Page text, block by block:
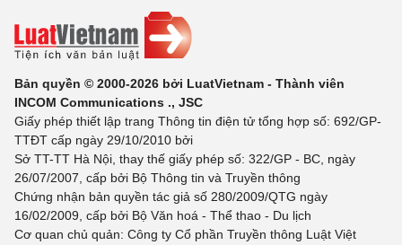
Bản quyền © 2000-2026 bởi LuatVietnam - Thành viên
INCOM Communications ., JSC
Giấy phép thiết lập trang Thông tin điện tử tổng hợp số: 692/GP-
TTĐT cấp ngày 29/10/2010 bởi
Sở TT-TT Hà Nội, thay thế giấy phép số: 322/GP - BC, ngày
26/07/2007, cấp bởi Bộ Thông tin và Truyền thông
Chứng nhận bản quyền tác giả số 280/2009/QTG ngày
16/02/2009, cấp bởi Bộ Văn hoá - Thể thao - Du lịch
Cơ quan chủ quản: Công ty Cổ phần Truyền thông Luật Việt